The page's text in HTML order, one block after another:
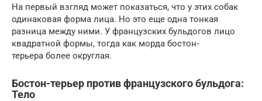
На первый взгляд может показаться, что у этих собак
одинаковая форма лица. Но это еще одна тонкая
разница между ними. У французских бульдогов лицо
квадратной формы, тогда как морда бостон-
терьера более округлая.
Бостон-терьер против французского бульдога:
Тело